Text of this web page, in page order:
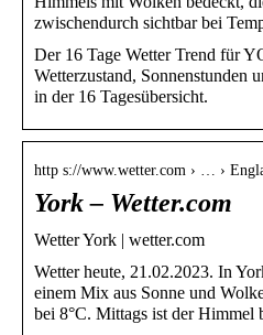
zwischendurch sichtbar bei
Der 16 Tage Wetter Trend für
Wetterzustand, Sonnenstunden
in der 16 Tagesübersicht.
http s://www.wetter.com › … ›
York – Wetter.com
Wetter York | wetter.com
Wetter heute, 21.02.2023. In
einem Mix aus Sonne und
bei 8°C. Mittags ist der